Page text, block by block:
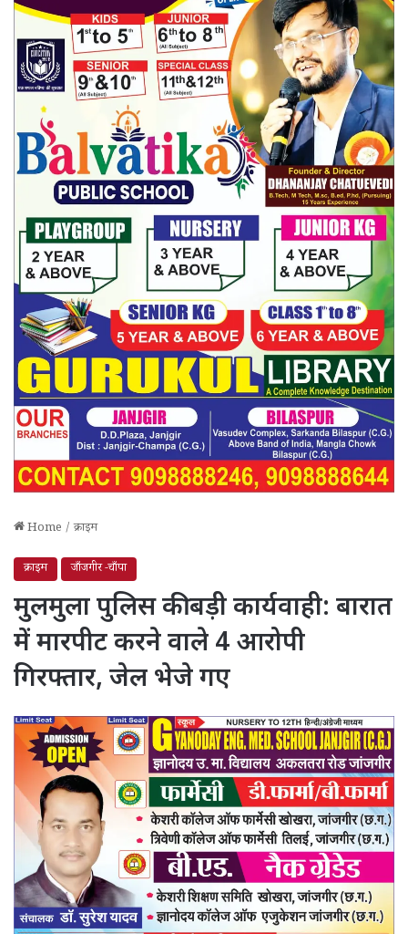
Home / क्राइम
क्राइम जाँजगीर -चाँपा
मुलमुला पुलिस की बड़ी कार्यवाही: बारात
में मारपीट करने वाले 4 आरोपी
गिरफ्तार, जेल भेजे गए